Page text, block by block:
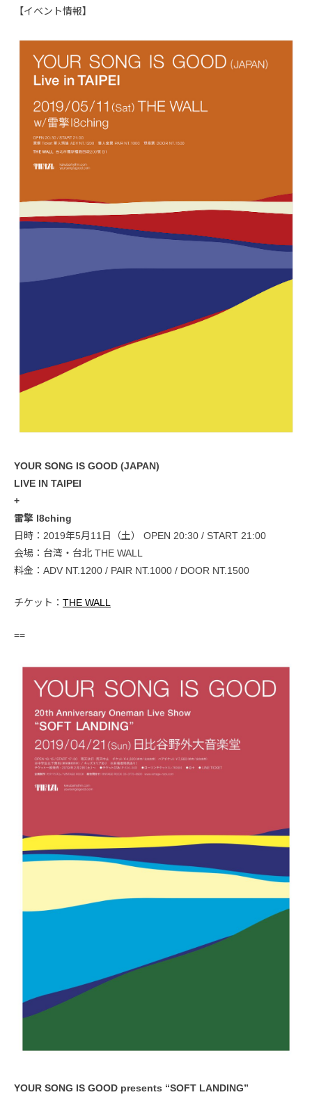
【イベント情報】
YOUR SONG IS GOOD (JAPAN)
LIVE IN TAIPEI
+
雷擎 l8ching
日時：2019年5月11日（土） OPEN 20:30 / START 21:00
会場：台湾・台北 THE WALL
料金：ADV NT.1200 / PAIR NT.1000 / DOOR NT.1500
チケット： THE WALL
==
YOUR SONG IS GOOD presents “SOFT LANDING”